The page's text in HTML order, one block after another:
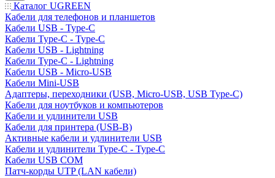
Каталог UGREEN
Кабели для телефонов и планшетов
Кабели USB - Type-C
Кабели Type-C - Type-C
Кабели USB - Lightning
Кабели Type-C - Lightning
Кабели USB - Micro-USB
Кабели Mini-USB
Адаптеры, переходники (USB, Micro-USB, USB Type-C)
Кабели для ноутбуков и компьютеров
Кабели и удлинители USB
Кабели для принтера (USB-B)
Активные кабели и удлинители USB
Кабели и удлинители Type-C - Type-C
Кабели USB COM
Патч-корды UTP (LAN кабели)